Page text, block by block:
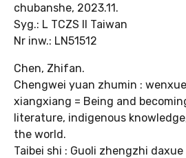
chubanshe, 2023.11.
Syg.: L TCZS II Taiwan
Nr inw.: LN51512
Chen, Zhifan.
Chengwei yuan zhumin :
xiangxiang = Being and
literature, indigenous
the world.
Taibei shi : Guoli zhengzhi